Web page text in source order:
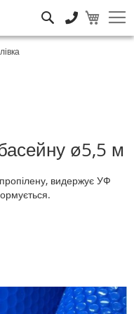
ø5,5 м
видержує УФ